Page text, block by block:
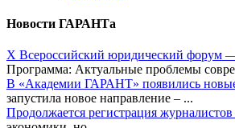
Новости ГАРАНТа
Х Всероссийский юридический форум
Программа: Актуальные проблемы
В «Академии ГАРАНТ» появились
запустила новое направление – ...
Продолжается регистрация